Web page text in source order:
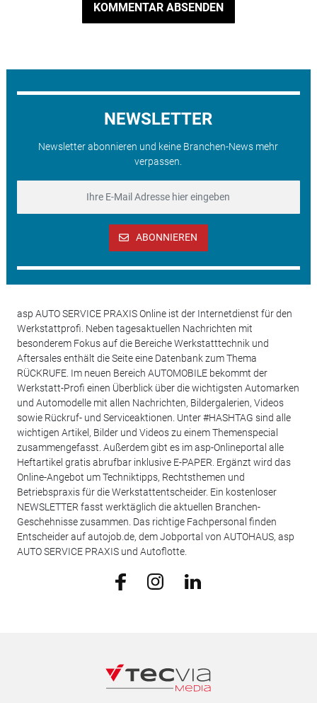
KOMMENTAR ABSENDEN
NEWSLETTER
Newsletter abonnieren und keine Branchen-News mehr
verpassen.
ABONNIEREN
asp AUTO SERVICE PRAXIS Online ist der Internetdienst für den
Werkstattprofi. Neben tagesaktuellen Nachrichten mit
besonderem Fokus auf die Bereiche Werkstatttechnik und
Aftersales enthält die Seite eine Datenbank zum Thema
RÜCKRUFE. Im neuen Bereich AUTOMOBILE bekommt der
Werkstatt-Profi einen Überblick über die wichtigsten Automarken
und Automodelle mit allen Nachrichten, Bildergalerien, Videos
sowie Rückruf- und Serviceaktionen. Unter #HASHTAG sind alle
wichtigen Artikel, Bilder und Videos zu einem Themenspecial
zusammengefasst. Außerdem gibt es im asp-Onlineportal alle
Heftartikel gratis abrufbar inklusive E-PAPER. Ergänzt wird das
Online-Angebot um Techniktipps, Rechtsthemen und
Betriebspraxis für die Werkstattentscheider. Ein kostenloser
NEWSLETTER fasst werktäglich die aktuellen Branchen-
Geschehnisse zusammen. Das richtige Fachpersonal finden
Entscheider auf autojob.de, dem Jobportal von AUTOHAUS, asp
AUTO SERVICE PRAXIS und Autoflotte.